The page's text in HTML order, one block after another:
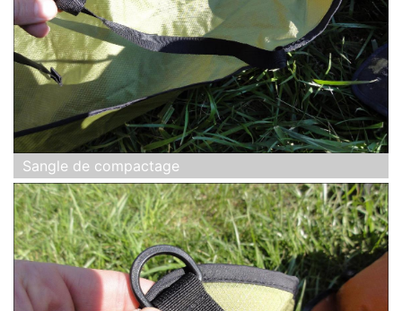
Sangle de compactage